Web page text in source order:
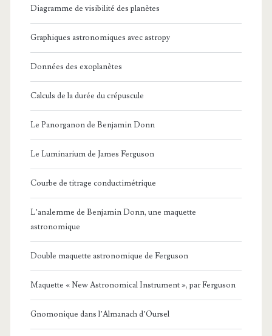
Diagramme de visibilité des planètes
Graphiques astronomiques avec astropy
Données des exoplanètes
Calculs de la durée du crépuscule
Le Panorganon de Benjamin Donn
Le Luminarium de James Ferguson
Courbe de titrage conductimétrique
L’analemme de Benjamin Donn, une maquette
astronomique
Double maquette astronomique de Ferguson
Maquette « New Astronomical Instrument », par Ferguson
Gnomonique dans l’Almanach d’Oursel